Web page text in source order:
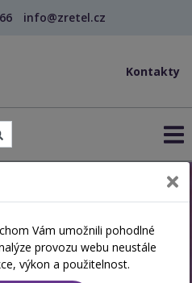
info@zretel.cz
Kontakty
Vám umožnili pohodlné
provozu webu neustále
výkon a použitelnost.